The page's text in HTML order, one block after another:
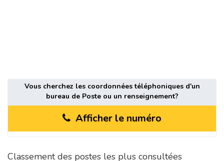
Vous cherchez les coordonnées téléphoniques d'un
bureau de Poste ou un renseignement?
Afficher le numéro
Classement des postes les plus consultées